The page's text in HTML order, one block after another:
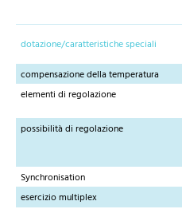
dotazione/caratteristiche speciali
compensazione della temperatura
elementi di regolazione
possibilità di regolazione
Synchronisation
esercizio multiplex